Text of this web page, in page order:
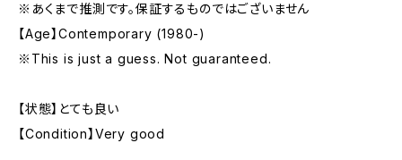
※あくまで推測です。保証するものではございません
【Age】Contemporary (1980-)
※This is just a guess. Not guaranteed.
【状態】とても良い
【Condition】Very good